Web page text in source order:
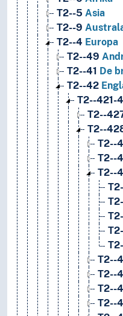
T2--5 Asia
T2--9
T2--4 Europa
T2--49
T2--41 De
T2--42
T2--421-
T2--
T2--
T2--
T2--
T2--
T2--
T2--
T2--
T2--